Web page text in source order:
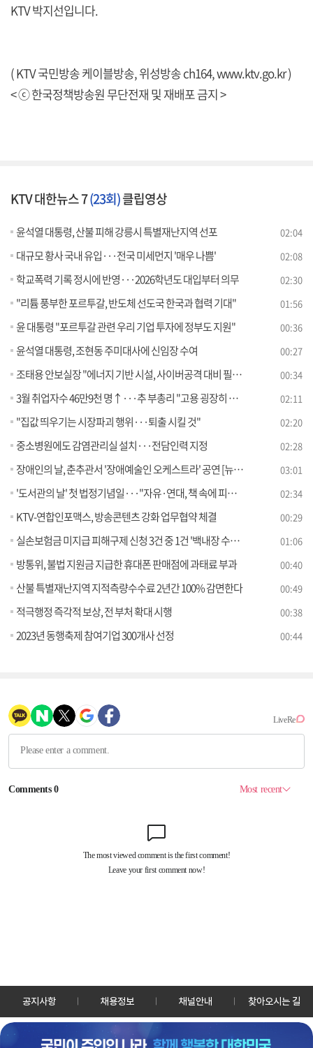
KTV 박지선입니다.
( KTV 국민방송 케이블방송, 위성방송 ch164,www.ktv.go.kr)
< ⓒ 한국정책방송원 무단전재 및 재배포 금지 >
KTV 대한뉴스 7(23회)클립영상
윤석열 대통령, 산불 피해 강릉시 특별재난지역 선포 02:04
대규모 황사 국내 유입···전국 미세먼지 '매우 나쁨' 02:08
학교폭력 기록 정시에 반영···2026학년도 대입부터 의무 02:30
"리튬 풍부한 포르투갈, 반도체 선도국 한국과 협력 기대" 01:56
윤 대통령 "포르투갈 관련 우리 기업 투자에 정부도 지원" 00:36
윤석열 대통령, 조현동 주미대사에 신임장 수여 00:27
조태용 안보실장 "에너지 기반 시설, 사이버공격 대비 필요" 00:34
3월 취업자수 46만9천 명↑···추 부총리 "고용 굉장히 좋아" 02:11
"집값 띄우기는 시장파괴 행위···퇴출 시킬 것" 02:20
중소병원에도 감염관리실 설치···전담인력 지정 02:28
장애인의 날, 춘추관서 '장애예술인 오케스트라' 공연 [뉴스의 맥] 03:01
'도서관의 날' 첫 법정기념일···"자유·연대, 책 속에 피어나기를" 02:34
KTV-연합인포맥스, 방송콘텐츠 강화 업무협약 체결 00:29
실손보험금 미지급 피해구제 신청 3건 중 1건 '백내장 수술' 관련 01:06
방통위, 불법 지원금 지급한 휴대폰 판매점에 과태료 부과 00:40
산불 특별재난지역 지적측량수수료 2년간 100% 감면한다 00:49
적극행정 즉각적 보상, 전 부처 확대 시행 00:38
2023년 동행축제 참여기업 300개사 선정 00:44
공지사항 채용정보 채널안내 찾아오시는 길
30128 세종특별자치시 정부2청사로 13 한국정책방송원 KTV